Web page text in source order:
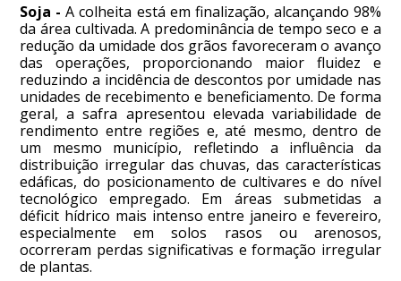
Soja - A colheita está em finalização, alcançando 98%
da área cultivada. A predominância de tempo seco e a
redução da umidade dos grãos favoreceram o avanço
das operações, proporcionando maior fluidez e
reduzindo a incidência de descontos por umidade nas
unidades de recebimento e beneficiamento. De forma
geral, a safra apresentou elevada variabilidade de
rendimento entre regiões e, até mesmo, dentro de
um mesmo município, refletindo a influência da
distribuição irregular das chuvas, das características
edáficas, do posicionamento de cultivares e do nível
tecnológico empregado. Em áreas submetidas a
déficit hídrico mais intenso entre janeiro e fevereiro,
especialmente em solos rasos ou arenosos,
ocorreram perdas significativas e formação irregular
de plantas.